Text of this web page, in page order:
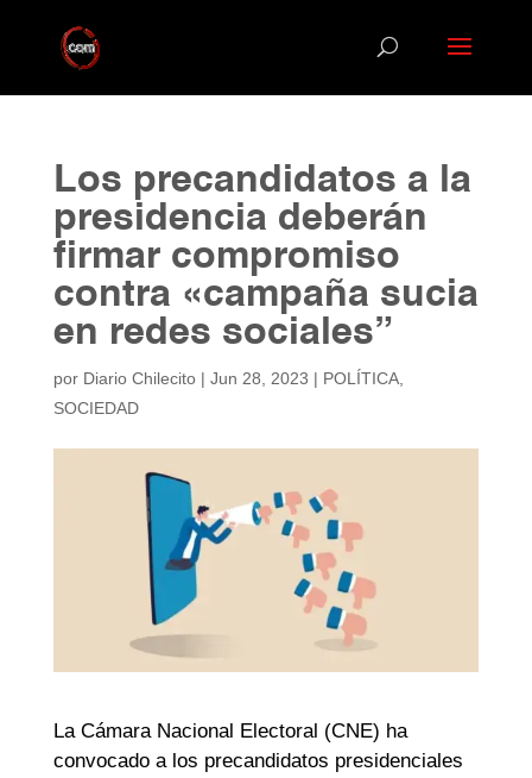
Los precandidatos a la
presidencia deberán
firmar compromiso
contra «campaña sucia
en redes sociales”
por Diario Chilecito| Jun 28, 2023 | POLÍTICA,
SOCIEDAD
La Cámara Nacional Electoral (CNE) ha
convocado a los precandidatos presidenciales